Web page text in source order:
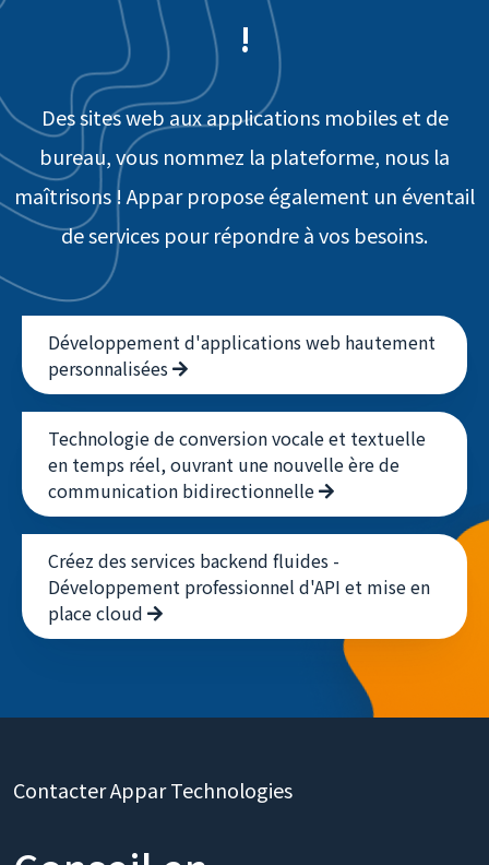
nous concrétisons vos idées
Des sites web aux applications mobiles et de
bureau, vous nommez la plateforme, nous la
maîtrisons ! Appar propose également un éventail
de services pour répondre à vos besoins.
Développement d'applications web hautement
personnalisées
Technologie de conversion vocale et textuelle
en temps réel, ouvrant une nouvelle ère de
communication bidirectionnelle
Créez des services backend fluides -
Développement professionnel d'API et mise en